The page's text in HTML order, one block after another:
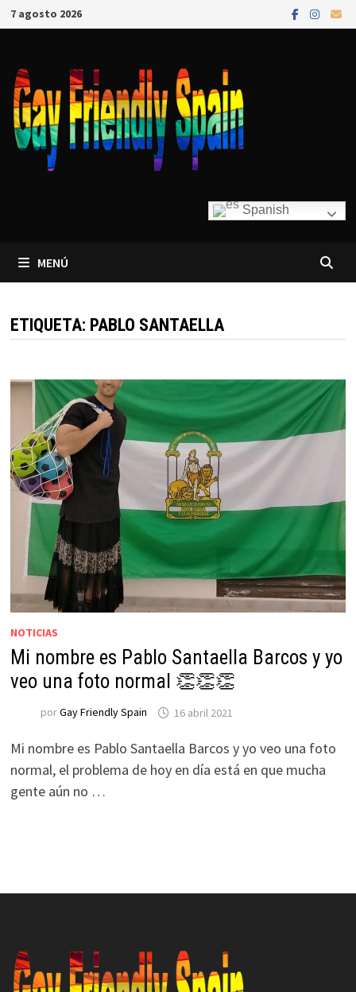
7 agosto 2026
Spanish
MENÚ
ETIQUETA: PABLO SANTAELLA
NOTICIAS
Mi nombre es Pablo Santaella Barcos y yo
veo una foto normal 👏👏👏
porGay Friendly Spain 16 abril 2021
Mi nombre es Pablo Santaella Barcos y yo veo una foto
normal, el problema de hoy en día está en que mucha
gente aún no …